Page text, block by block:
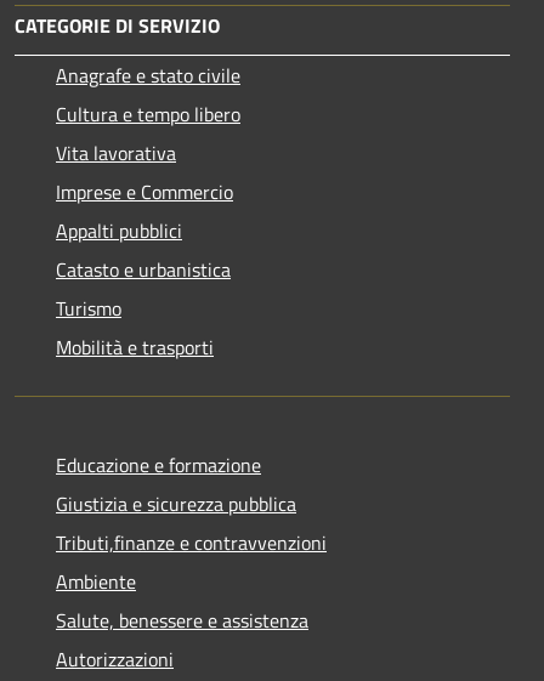
CATEGORIE DI SERVIZIO
Anagrafe e stato civile
Cultura e tempo libero
Vita lavorativa
Imprese e Commercio
Appalti pubblici
Catasto e urbanistica
Turismo
Mobilità e trasporti
Educazione e formazione
Giustizia e sicurezza pubblica
Tributi,finanze e contravvenzioni
Ambiente
Salute, benessere e assistenza
Autorizzazioni